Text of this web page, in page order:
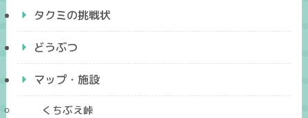
タクミの挑戦状
どうぶつ
マップ・施設
くちぶえ峠